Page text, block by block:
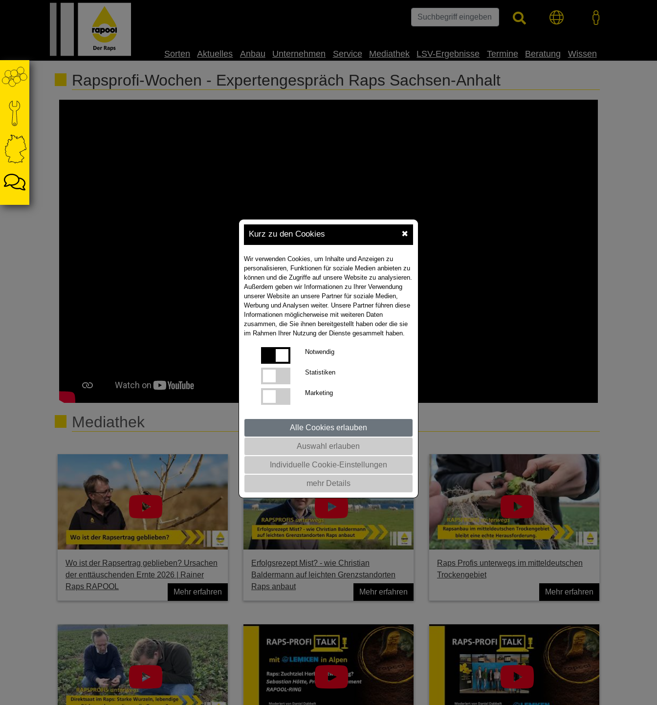
Kurz zu den Cookies ✖
Wir verwenden Cookies, um Inhalte und Anzeigen zu
personalisieren, Funktionen für soziale Medien anbieten zu
können und die Zugriffe auf unsere Website zu analysieren.
Außerdem geben wir Informationen zu Ihrer Verwendung
unserer Website an unsere Partner für soziale Medien,
Werbung und Analysen weiter. Unsere Partner führen diese
Informationen möglicherweise mit weiteren Daten
zusammen, die Sie ihnen bereitgestellt haben oder die sie
im Rahmen Ihrer Nutzung der Dienste gesammelt haben.
Notwendig
Statistiken
Marketing
Alle Cookies erlauben
Auswahl erlauben
Individuelle Cookie-Einstellungen
mehr Details
Sorten Aktuelles Anbau Unternehmen Service Mediathek LSV-Ergebnisse Termine Beratung Wissen
Rapsprofi-Wochen - Expertengespräch Raps Sachsen-Anhalt
Mediathek
Wo ist der Rapsertrag geblieben? Ursachen
der enttäuschenden Ernte 2026 | Rainer
Raps RAPOOL
Mehr erfahren
Erfolgsrezept Mist? - wie Christian
Baldermann auf leichten Grenzstandorten
Raps anbaut
Mehr erfahren
Raps Profis unterwegs im mitteldeutschen
Trockengebiet
Mehr erfahren